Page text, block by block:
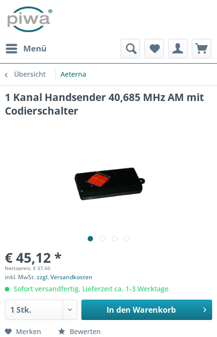
Menü
Übersicht Aeterna
1 Kanal Handsender 40,685 MHz AM mit
Codierschalter
€ 45,12 *
Nettopreis: € 37,60
inkl. MwSt.zzgl. Versandkosten
Sofort versandfertig, Lieferzeit ca. 1-3 Werktage
In den Warenkorb
Merken Bewerten